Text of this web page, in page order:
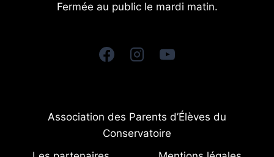
Fermée au public le mardi matin.
Association des Parents d’Élèves du
Conservatoire